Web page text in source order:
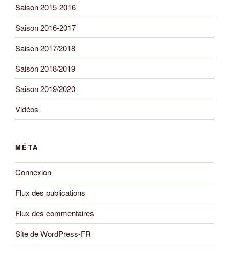
Saison 2015-2016
Saison 2016-2017
Saison 2017/2018
Saison 2018/2019
Saison 2019/2020
Vidéos
MÉTA
Connexion
Flux des publications
Flux des commentaires
Site de WordPress-FR